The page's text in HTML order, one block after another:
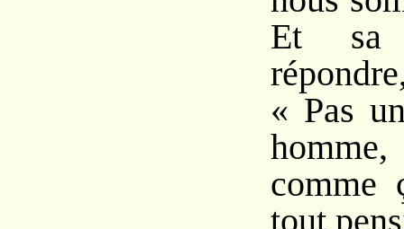
Et sa
« Pas
comme
tout